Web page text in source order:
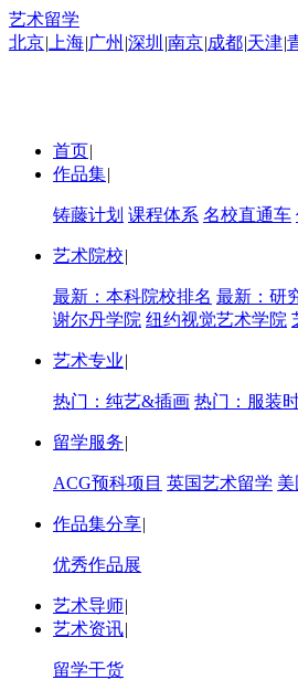
艺术留学
北京| 上海|广州 |深圳 |南京|成都|天津|
首页|
作品集|
铸藤计划 课程体系 名校直通车
艺术院校|
最新：本科院校排名 最新：研
谢尔丹学院 纽约视觉艺术学院
艺术专业|
热门：纯艺&插画 热门：服装
留学服务|
ACG预科项目 英国艺术留学
作品集分享|
优秀作品展
艺术导师|
艺术资讯|
留学干货